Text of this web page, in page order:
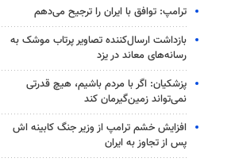
ترامپ: توافق با ایران را ترجیح می‌دهم
بازداشت ارسال‌کننده تصاویر پرتاب موشک به
رسانه‌های معاند در یزد
پزشکیان: اگر با مردم باشیم، هیچ قدرتی
نمی‌تواند زمین‌گیرمان کند
افزایش خشم ترامپ از وزیر جنگ کابینه اش
پس از تجاوز به ایران